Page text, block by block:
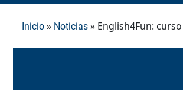
Inicio » Noticias » English4Fun: